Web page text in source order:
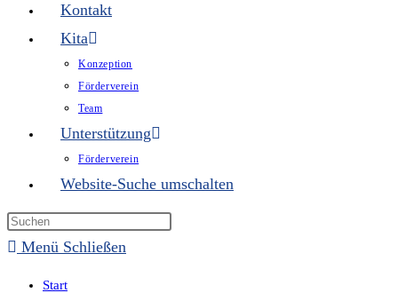
Kontakt
Kita
Konzeption
Förderverein
Team
Unterstützung
Förderverein
Website-Suche umschalten
Menü Schließen
Start